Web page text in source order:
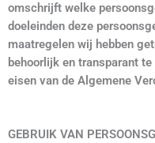
omschrijft welke
doeleinden deze
maatregelen wij hebben
behoorlijk en transparant
eisen van de Algemene
GEBRUIK VAN